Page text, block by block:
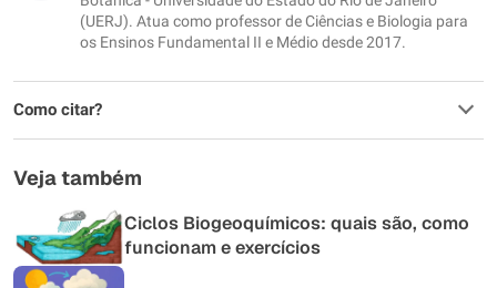
(UERJ). Atua como professor de Ciências e Biologia para
os Ensinos Fundamental II e Médio desde 2017.
Como citar?
Veja também
Ciclos Biogeoquímicos: quais são, como
funcionam e exercícios